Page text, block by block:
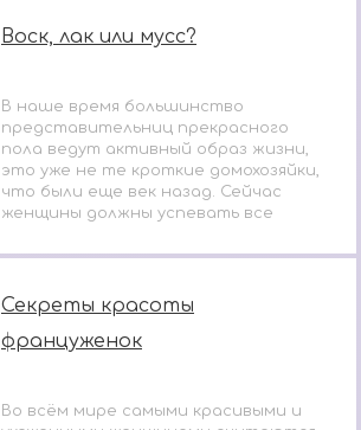
Воск, лак или мусс?
В наше время большинство
представительниц прекрасного
пола ведут активный образ жизни,
это уже не те кроткие домохозяйки,
что были еще век назад. Сейчас
женщины должны успевать все
Секреты красоты
француженок
Во всём мире самыми красивыми и